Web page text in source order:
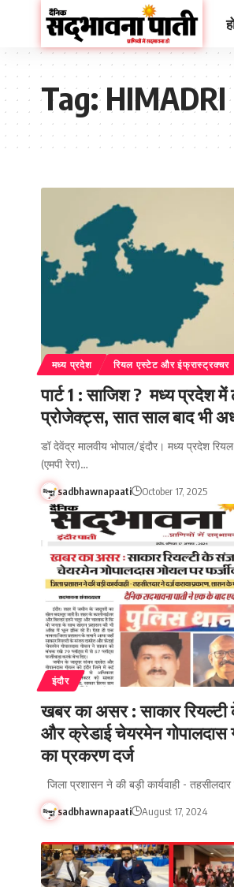
Tag:HIMADRI
मध्य प्रदेश रियल एस्टेट और इंफ्रास्ट्रक्चर
पार्ट 1 : साजिश ? मध्य प्रदेश
प्रोजेक्ट्स, सात साल बाद भी
डॉ देवेंद्र मालवीय भोपाल/इंदौर। मध्य प्रदेश
(एमपी रेरा)…
sadbhawnapaati October 17, 2025
इंदौर
खबर का असर : साकार
और क्रेडाई चेयरमेन गोपालदास
का प्रकरण दर्ज
जिला प्रशासन ने की बड़ी कार्यवाही -
sadbhawnapaati August 17, 2024